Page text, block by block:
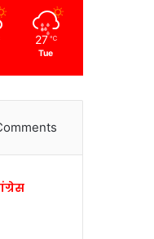
27 ℃
Tue